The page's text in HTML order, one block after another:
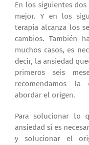
En los siguientes
mejor. Y en los
terapia alcanza los
cambios. También
muchos casos, es
decir, la ansiedad
primeros seis
recomendamos
abordar el origen.
Para solucionar lo
ansiedad sí es
y solucionar el